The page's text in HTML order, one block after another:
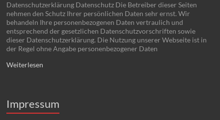
Datenschutzerklärung Datenschutz Die Betreiber dieser Seiten
nehmen den Schutz Ihrer persönlichen Daten sehr ernst. Wir
behandeln Ihre personenbezogenen Daten vertraulich und
entsprechend der gesetzlichen Datenschutzvorschriften sowie
dieser Datenschutzerklärung. Die Nutzung unserer Webseite ist in
der Regel ohne Angabe personenbezogener Daten
Weiterlesen
Impressum